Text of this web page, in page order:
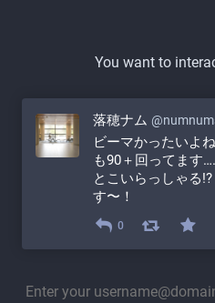
You want to
落穂ナム
ビーマかったいよ
も90＋回ってます
とこいらっしゃる
す〜！
0